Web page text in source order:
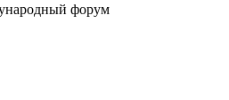
форум